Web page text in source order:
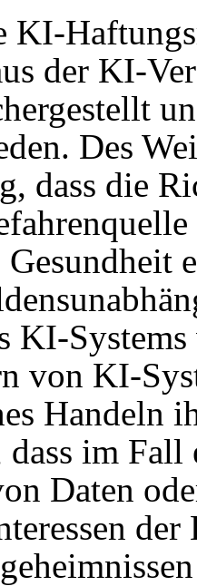
KI-
der KI-
Des
dass die
KI-
von KI-
Handeln
im
Daten